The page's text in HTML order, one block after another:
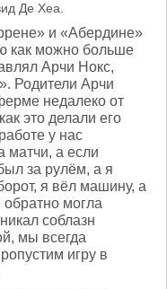
Де Хеа.
и «Абердине»
как можно больше
Арчи Нокс,
Родители Арчи
недалеко от
это делали его
у нас
матчи, а если
за рулём, а я
я вёл машину, а
могла
соблазн
мы всегда
игру в